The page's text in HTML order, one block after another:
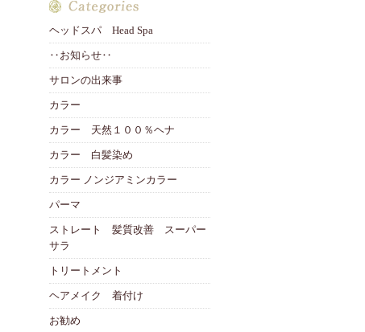
ヘッドスパ Head Spa
‥お知らせ‥
サロンの出来事
カラー
カラー 天然１００％ヘナ
カラー 白髪染め
カラー ノンジアミンカラー
パーマ
ストレート 髪質改善 スーパー
サラ
トリートメント
ヘアメイク 着付け
お勧め